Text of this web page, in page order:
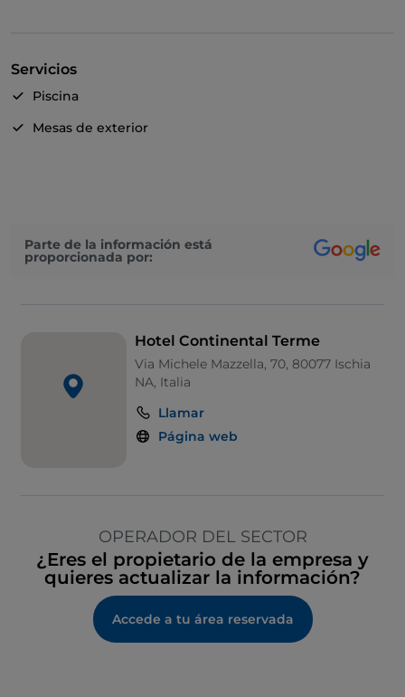
Servicios
Piscina
Mesas de exterior
Parte de la información está
proporcionada por:
Hotel Continental Terme
Via Michele Mazzella, 70, 80077 Ischia
NA, Italia
Llamar
Página web
OPERADOR DEL SECTOR
¿Eres el propietario de la empresa y
quieres actualizar la información?
Accede a tu área reservada